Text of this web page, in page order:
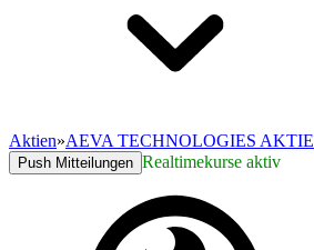
Aktien»AEVA TECHNOLOGIES AKTIE
Push Mitteilungen Realtimekurse aktiv